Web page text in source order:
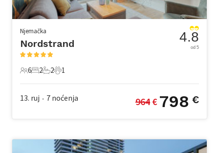
Njemačka
Nordstrand
6 Gosti
6
2 Spavaće sobe
2
2 Kupaonice
2
1 Kućni ljubimac
1
4.8
od 5
13. ruj • 7 noćenja 964 € 798 €